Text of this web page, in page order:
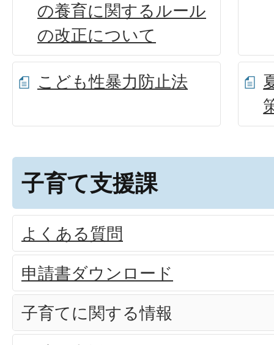
の養育に関するルール
の改正について
こども性暴力防止法
子育て支援課
よくある質問
申請書ダウンロード
子育てに関する情報